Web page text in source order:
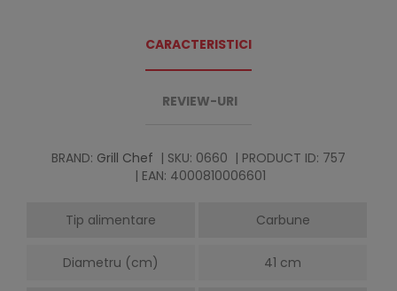
CARACTERISTICI
REVIEW-URI
BRAND: Grill Chef | SKU: 0660 | PRODUCT ID: 757
| EAN: 4000810006601
Tip alimentare Carbune
Diametru (cm) 41 cm